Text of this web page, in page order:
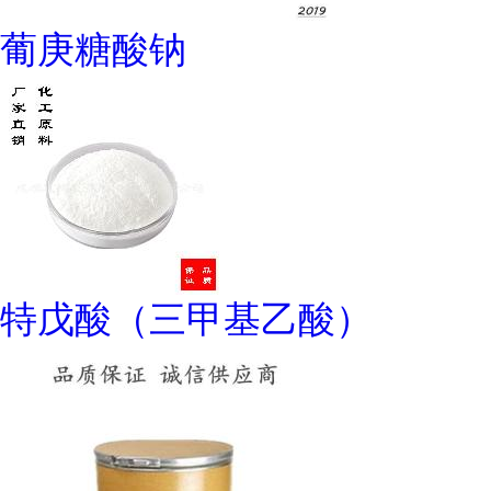
葡庚糖酸钠
特戊酸（三甲基乙酸）